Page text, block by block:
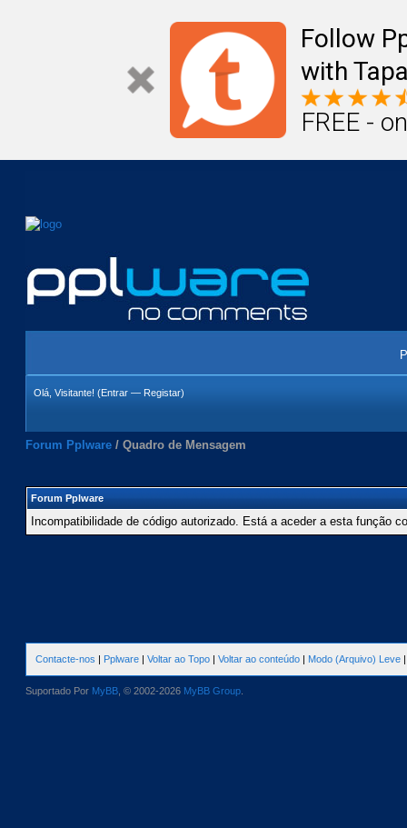
Follow
with
FREE -
Olá, Visitante! (Entrar — Registar)
Forum Pplware / Quadro de Mensagem
Forum Pplware
Incompatibilidade de código autorizado. Está a aceder a esta função
Contacte-nos | Pplware | Voltar ao Topo | Voltar ao conteúdo | Modo (Arquivo) Leve
Suportado Por MyBB , © 2002-2026 MyBB Group